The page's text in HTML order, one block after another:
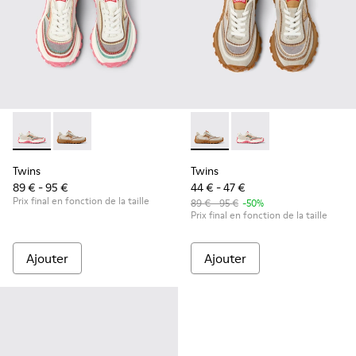
Twins - K800685-001 - Baskets en textile et cuir beiges
Twins - K800685-002 - Baskets en textile et en cuir
Twins
89 € - 95 €
Prix final en fonction de la taille
Ajouter
Twins - K800685-002 -
Twins - K800685-
Twins
44 € - 47 €
89 € - 95 € -50%
Prix final en fonction de la taille
Ajouter